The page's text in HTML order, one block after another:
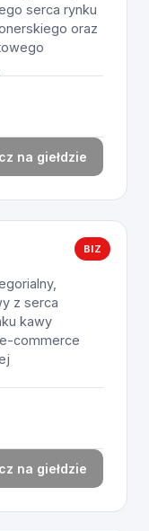
serca rynku
oraz
na giełdzie
BIZ
z serca
kawy
commerce
na giełdzie